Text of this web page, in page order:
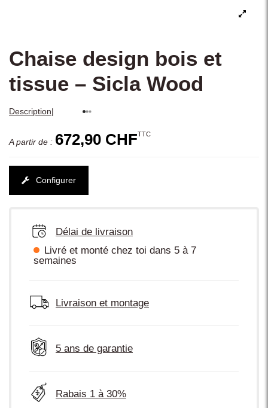
Chaise design bois et
tissue – Sicla Wood
Description|
A partir de : 672,90 CHFTTC
Configurer
Délai de livraison
Livré et monté chez toi dans 5 à 7
semaines
Livraison et montage
5 ans de garantie
Rabais 1 à 30%